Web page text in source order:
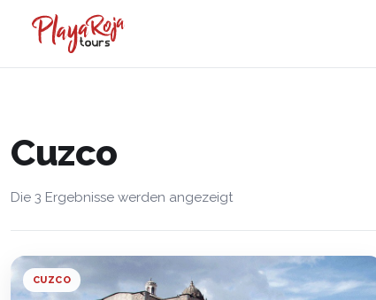
Cuzco
Die 3 Ergebnisse werden angezeigt
CUZCO